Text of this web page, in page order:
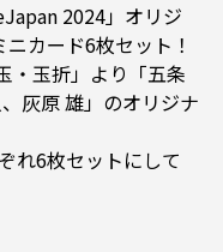
2024」オリジ
カード6枚セット！
・玉折」より「五条
灰原 雄」のオリジナ
れ6枚セットにして